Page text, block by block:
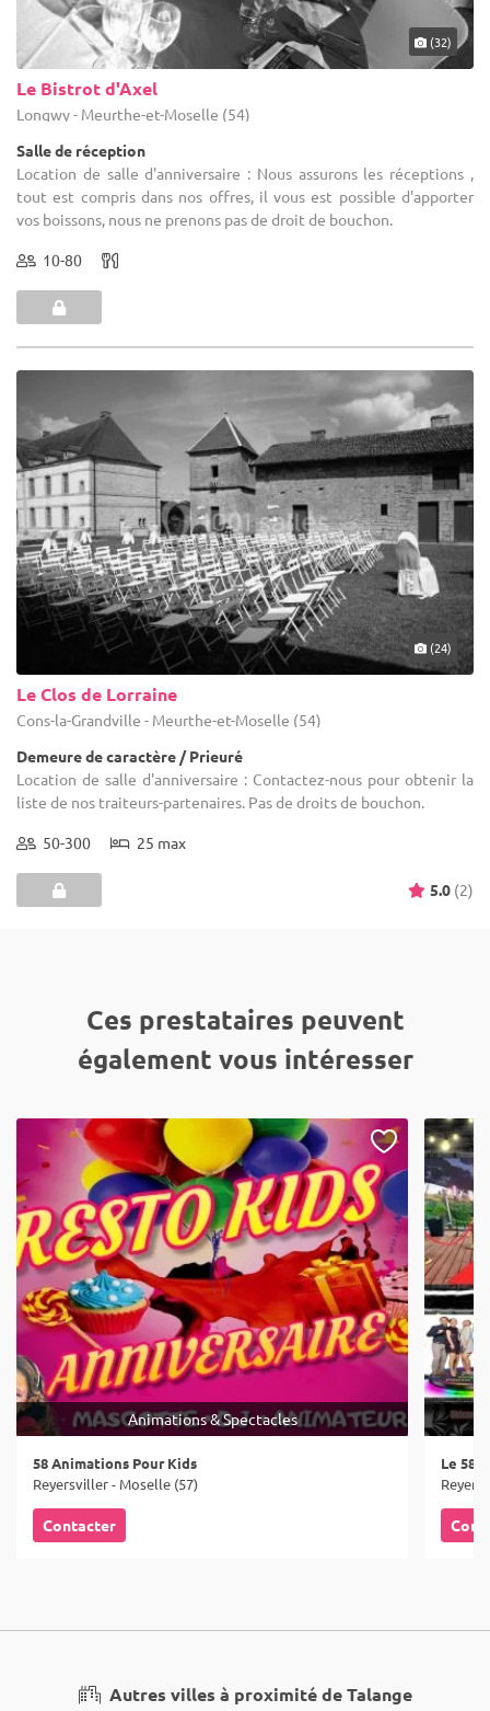
(32)
Le Bistrot d'Axel
Longwy - Meurthe-et-Moselle (54)
Salle de réception
Location de salle d'anniversaire : Nous assurons les réceptions ,
tout est compris dans nos offres, il vous est possible d'apporter
vos boissons, nous ne prenons pas de droit de bouchon.
10-80
(24)
Le Clos de Lorraine
Cons-la-Grandville - Meurthe-et-Moselle (54)
Demeure de caractère / Prieuré
Location de salle d'anniversaire : Contactez-nous pour obtenir la
liste de nos traiteurs-partenaires. Pas de droits de bouchon.
50-300 25 max
5.0 (2)
Ces prestataires peuvent
également vous intéresser
Animations & Spectacles
58 Animations Pour Kids
Reyersviller - Moselle (57)
Contacter
Le 58
Autres villes à proximité de Talange